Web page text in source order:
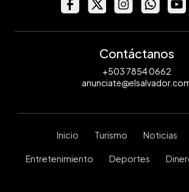
Contáctanos
+503 7854 0662
Inicio Turismo Noticias
Entretenimiento Deportes